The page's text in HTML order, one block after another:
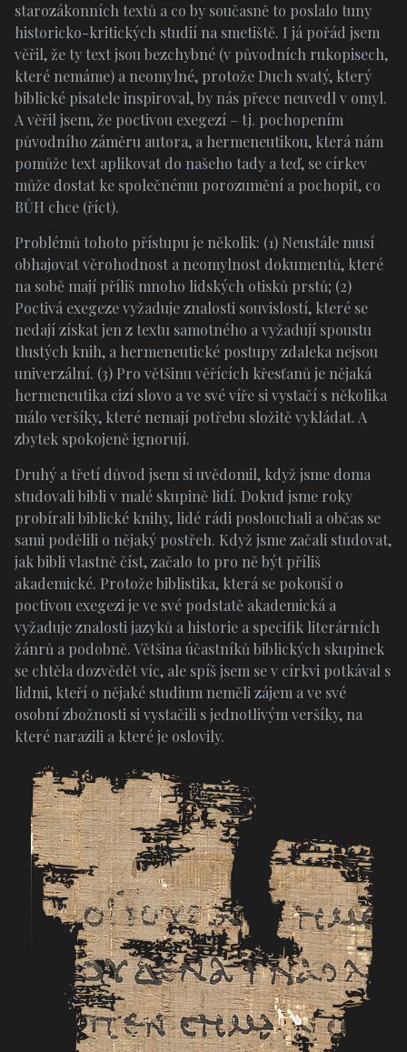
starozákonních textů a co by současně to poslalo tuny
historicko-kritických studií na smetiště. I já pořád jsem
věřil, že ty text jsou bezchybné (v původních rukopisech,
které nemáme) a neomylné, protože Duch svatý, který
biblické pisatele inspiroval, by nás přece neuvedl v omyl.
A věřil jsem, že poctivou exegezí – tj. pochopením
původního záměru autora, a hermeneutikou, která nám
pomůže text aplikovat do našeho tady a teď, se církev
může dostat ke společnému porozumění a pochopit, co
BŮH chce (říct).
Problémů tohoto přístupu je několik: (1) Neustále musí
obhajovat věrohodnost a neomylnost dokumentů, které
na sobě mají příliš mnoho lidských otisků prstů; (2)
Poctivá exegeze vyžaduje znalosti souvislostí, které se
nedají získat jen z textu samotného a vyžadují spoustu
tlustých knih, a hermeneutické postupy zdaleka nejsou
univerzální. (3) Pro většinu věřících křesťanů je nějaká
hermeneutika cizí slovo a ve své víře si vystačí s několika
málo veršíky, které nemají potřebu složitě vykládat. A
zbytek spokojeně ignorují.
Druhý a třetí důvod jsem si uvědomil, když jsme doma
studovali bibli v malé skupině lidí. Dokud jsme roky
probírali biblické knihy, lidé rádi poslouchali a občas se
sami podělili o nějaký postřeh. Když jsme začali studovat,
jak bibli vlastně číst, začalo to pro ně být příliš
akademické. Protože biblistika, která se pokouší o
poctivou exegezi je ve své podstatě akademická a
vyžaduje znalosti jazyků a historie a specifik literárních
žánrů a podobně. Většina účastníků biblických skupinek
se chtěla dozvědět víc, ale spíš jsem se v církvi potkával s
lidmi, kteří o nějaké studium neměli zájem a ve své
osobní zbožnosti si vystačili s jednotlivým veršíky, na
které narazili a které je oslovily.